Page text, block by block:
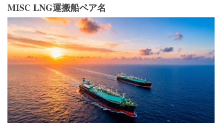
MISC LNG運搬船ペア名